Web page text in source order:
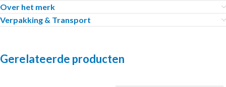
Over het merk
Verpakking & Transport
Gerelateerde producten